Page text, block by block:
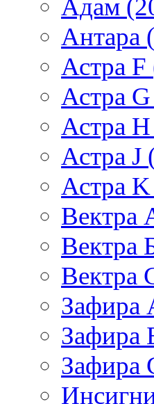
Адам
Антара
Астра
Астра
Астра
Астра J
Астра
Вектра
Вектра
Вектра
Зафира
Зафира
Зафира